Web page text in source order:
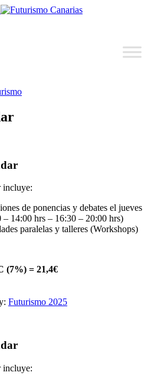
incluye:
de ponencias y debates el jueves
– 14:00 hrs – 16:30 – 20:00 hrs)
paralelas y talleres (Workshops)
(7%) = 21,4€
Futurismo 2025
incluye: